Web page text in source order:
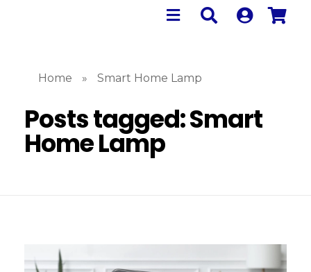
Home » Smart Home Lamp
Posts tagged: Smart
Home Lamp